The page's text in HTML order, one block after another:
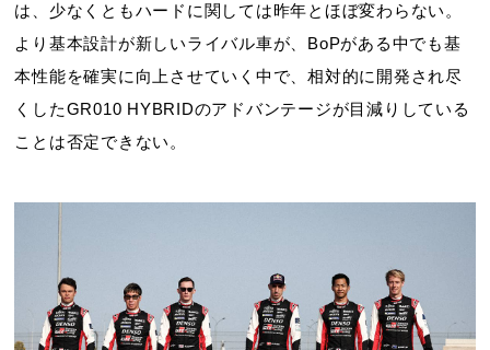
は、少なくともハードに関しては昨年とほぼ変わらない。
より基本設計が新しいライバル車が、BoPがある中でも基
本性能を確実に向上させていく中で、相対的に開発され尽
くしたGR010 HYBRIDのアドバンテージが目減りしている
ことは否定できない。